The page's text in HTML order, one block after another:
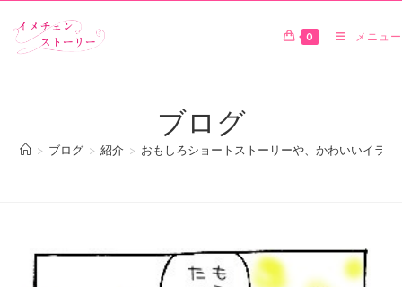
0 メニュー
ブログ
> ブログ > 紹介 > おもしろショートストーリーや、かわいいイラ